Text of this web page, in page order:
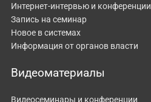
Интернет-интервью и конференции
Запись на семинар
Новое в системах
Информация от органов власти
Видеоматериалы
Видеосеминары и конференции